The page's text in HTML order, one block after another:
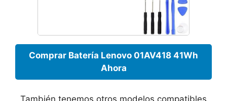
Comprar Batería Lenovo 01AV418 41Wh
Ahora
También tenemos otros modelos compatibles